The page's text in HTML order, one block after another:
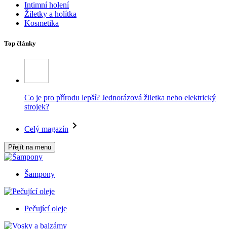
Intimní holení
Žiletky a holítka
Kosmetika
Top články
Co je pro přírodu lepší? Jednorázová žiletka nebo elektrický
strojek?
Celý magazín
Přejít na menu
Šampony
Pečující oleje